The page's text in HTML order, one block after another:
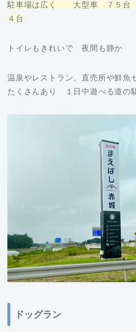
駐車場は広く 大型車 ７５
４台
トイレもきれいで 夜間も静か
温泉やレストラン、直売所や鮮魚
たくさんあり １日中遊べる道の
ドッグラン